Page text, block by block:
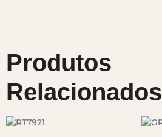
Produtos
Relacionados